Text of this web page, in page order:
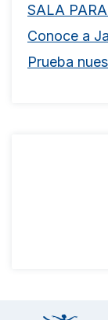
SALA
Conoce a
Prueba